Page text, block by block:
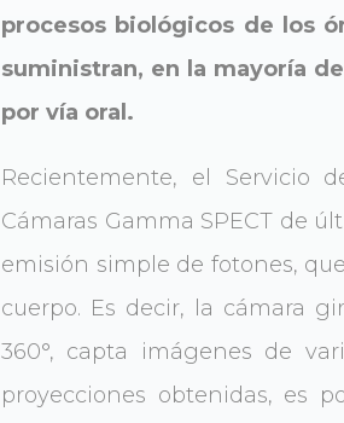
procesos biológicos de los
suministran, en la mayoría
por vía oral.
Recientemente, el Servicio
Cámaras Gamma SPECT de
emisión simple de fotones,
cuerpo. Es decir, la cámara
360°, capta imágenes de
proyecciones obtenidas, es